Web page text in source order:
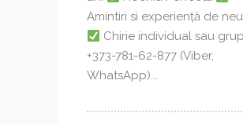
Amintiri si experiență de
Chirie individual sau grup
+373-781-62-877 (Viber,
WhatsApp)...